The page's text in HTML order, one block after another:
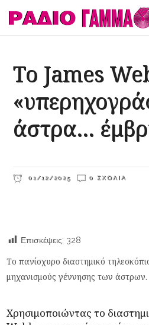
Το James
άστρα…
01/12/2025 0 ΣΧΌΛΙΑ
Επισκέψεις: 328
Το πανίσχυρο διαστημικό
μηχανισμούς γέννησης των άστρων.
Χρησιμοποιώντας το